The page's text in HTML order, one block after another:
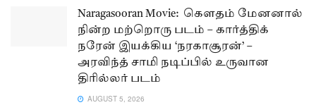
Naragasooran Movie: கௌதம் மேனனால்
நின்ற மற்றொரு படம் – கார்த்திக்
நரேன் இயக்கிய ‘நரகாசூரன்’ –
அரவிந்த் சாமி நடிப்பில் உருவான
திரில்லர் படம்
AUGUST 5, 2026